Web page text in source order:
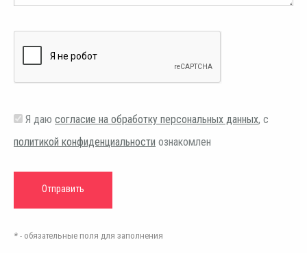
Я даю согласие на обработку персональных данных, с
политикой конфиденциальности ознакомлен
* - обязательные поля для заполнения